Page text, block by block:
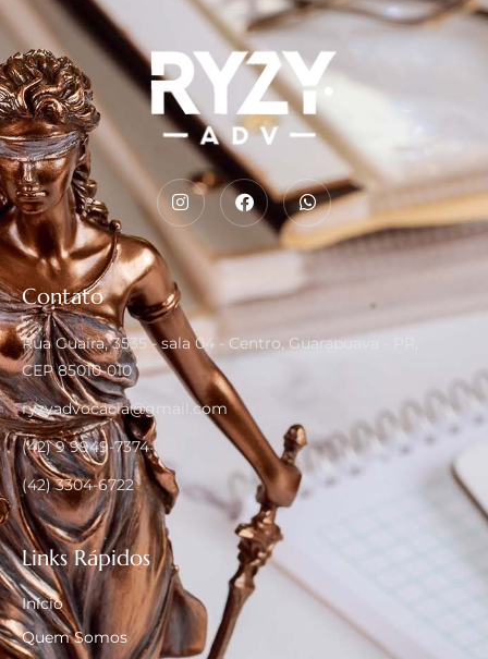
Contato
Rua Guaíra, 3535 - sala 04 - Centro, Guarapuava - PR,
CEP 85010-010
ryzyadvocacia@gmail.com
(42) 9 9949-7374
(42) 3304-6722
Links Rápidos
Início
Quem Somos